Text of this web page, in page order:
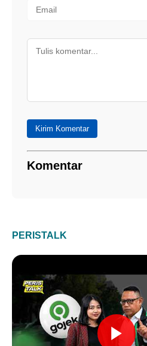
Kirim Komentar
Komentar
PERISTALK